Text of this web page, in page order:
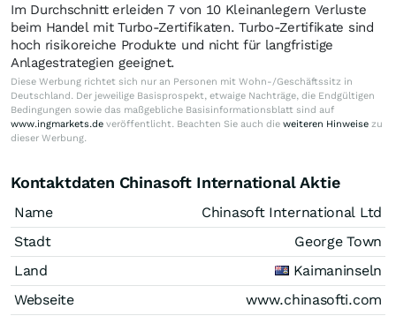
Im Durchschnitt erleiden 7 von 10 Kleinanlegern Verluste
beim Handel mit Turbo-Zertifikaten. Turbo-Zertifikate sind
hoch risikoreiche Produkte und nicht für langfristige
Anlagestrategien geeignet.
Diese Werbung richtet sich nur an Personen mit Wohn-/Geschäftssitz in
Deutschland. Der jeweilige Basisprospekt, etwaige Nachträge, die Endgültigen
Bedingungen sowie das maßgebliche Basisinformationsblatt sind auf
www.ingmarkets.de veröffentlicht. Beachten Sie auch die weiteren Hinweise zu
dieser Werbung.
Kontaktdaten Chinasoft International Aktie
Name
Chinasoft International Ltd
Stadt
George Town
Land
Kaimaninseln
Webseite
www.chinasofti.com